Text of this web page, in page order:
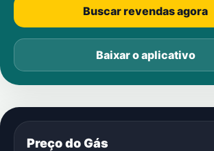
Buscar revendas agora
Baixar o aplicativo
Preço do Gás